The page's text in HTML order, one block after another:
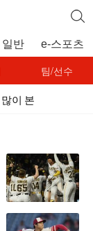
일반 e-스포츠
팀/선수
많이 본